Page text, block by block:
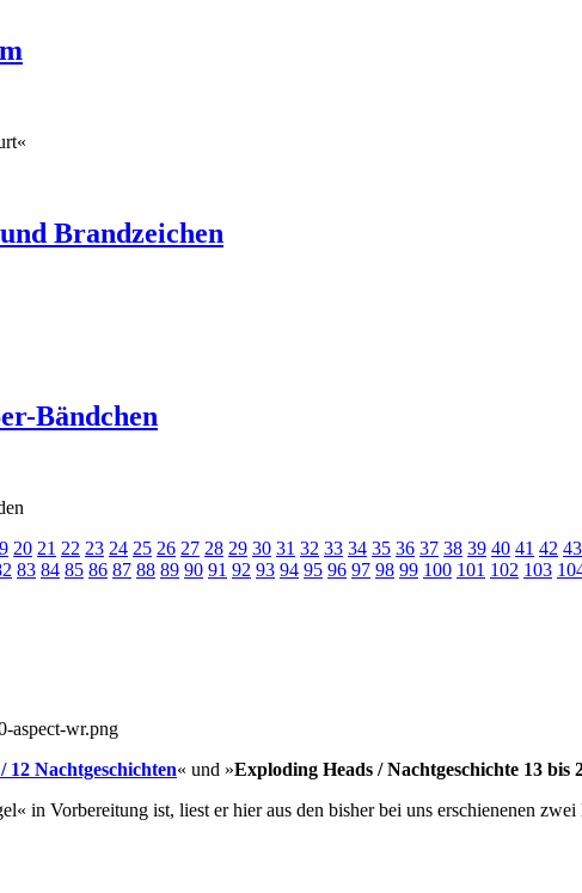
Brandzeichen
Bändchen
20 21 22 23 24 25 26 27 28 29 30 31 32 33 34 35 36 37 38 39 40 41 42 43
83 84 85 86 87 88 89 90 91 92 93 94 95 96 97 98 99 100 101 102 103
12 Nachtgeschichten« und »Exploding Heads / Nachtgeschichte 13 bis
in Vorbereitung ist, liest er hier aus den bisher bei uns erschienenen